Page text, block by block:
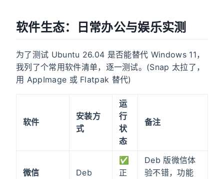
软件生态：日常办公与娱乐实测
为了测试 Ubuntu 26.04 是否能替代 Windows 11，
我列了个常用软件清单，逐一测试。(Snap 太拉了，
用 AppImage 或 Flatpak 替代)
软件
安装方
式
运
行
状
态
备注
微信 Deb
✅
正
Deb 版微信体
验不错，功能